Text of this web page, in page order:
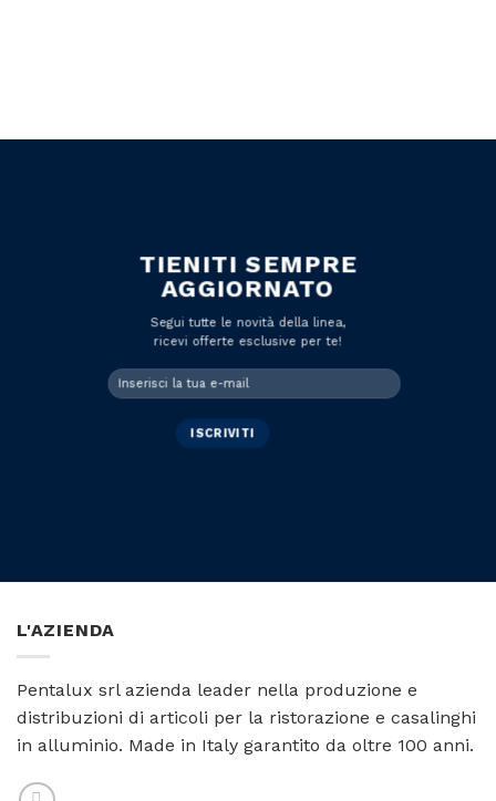
TIENITI SEMPRE
AGGIORNATO
Segui tutte le novità della linea,
ricevi offerte esclusive per te!
L'AZIENDA
Pentalux srl azienda leader nella produzione e
distribuzioni di articoli per la ristorazione e casalinghi
in alluminio. Made in Italy garantito da oltre 100 anni.